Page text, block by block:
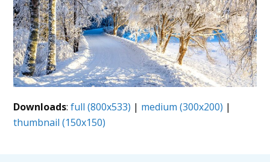
Downloads:full (800x533) | medium (300x200) |
thumbnail (150x150)